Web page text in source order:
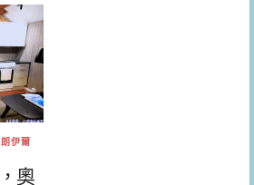
伊爾
奧